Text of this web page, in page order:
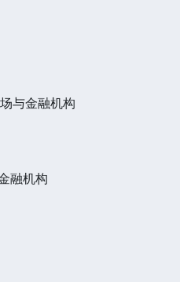
与金融机构
融机构